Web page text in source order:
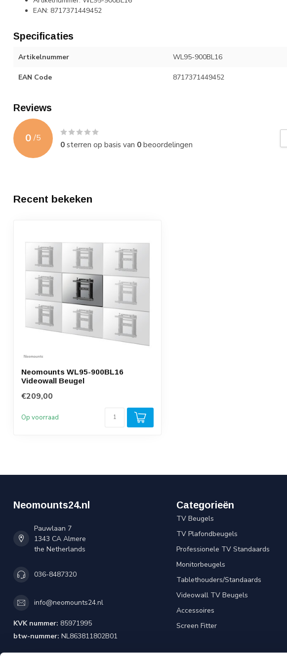
EAN: 8717371449452
Specificaties
Artikelnummer WL95-900BL16
EAN Code 8717371449452
Reviews
0 /5
0sterren op basis van 0beoordelingen
Recent bekeken
Neomounts WL95-900BL16
Videowall Beugel
€209,00
Op voorraad
Neomounts24.nl
Pauwlaan 7
1343 CA Almere
the Netherlands
036-8487320
info@neomounts24.nl
KVK nummer: 85971995
btw-nummer: NL863811802B01
Categorieën
TV Beugels
TV Plafondbeugels
Professionele TV Standaards
Monitorbeugels
Tablethouders/Standaards
Videowall TV Beugels
Accessoires
Screen Fitter